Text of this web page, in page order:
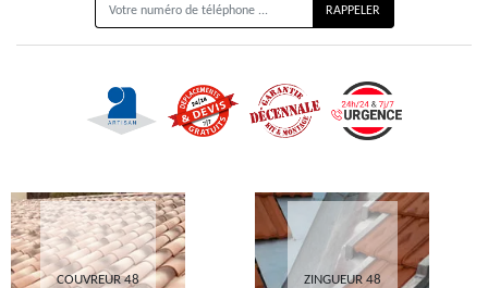
COUVREUR 48 ZINGUEUR 48